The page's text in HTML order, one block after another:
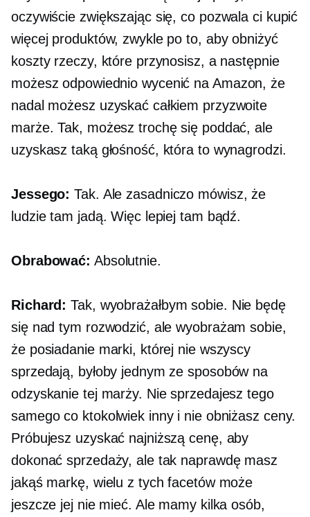
oczywiście zwiększając się, co pozwala ci kupić
więcej produktów, zwykle po to, aby obniżyć
koszty rzeczy, które przynosisz, a następnie
możesz odpowiednio wycenić na Amazon, że
nadal możesz uzyskać całkiem przyzwoite
marże. Tak, możesz trochę się poddać, ale
uzyskasz taką głośność, która to wynagrodzi.
Jessego: Tak. Ale zasadniczo mówisz, że
ludzie tam jadą. Więc lepiej tam bądź.
Obrabować: Absolutnie.
Richard: Tak, wyobrażałbym sobie. Nie będę
się nad tym rozwodzić, ale wyobrażam sobie,
że posiadanie marki, której nie wszyscy
sprzedają, byłoby jednym ze sposobów na
odzyskanie tej marży. Nie sprzedajesz tego
samego co ktokolwiek inny i nie obniżasz ceny.
Próbujesz uzyskać najniższą cenę, aby
dokonać sprzedaży, ale tak naprawdę masz
jakąś markę, wielu z tych facetów może
jeszcze jej nie mieć. Ale mamy kilka osób,